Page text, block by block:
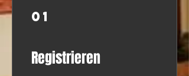
01
Registrieren